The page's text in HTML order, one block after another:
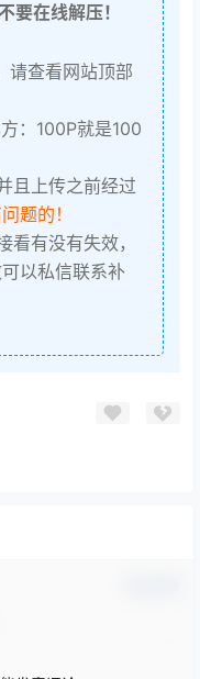
要在线解压！
请查看网站顶部
：100P就是100
且上传之前经过
题的！
有没有失效，
以私信联系补